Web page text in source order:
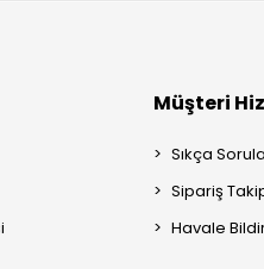
Müşteri
Sıkça
Sipariş
Havale